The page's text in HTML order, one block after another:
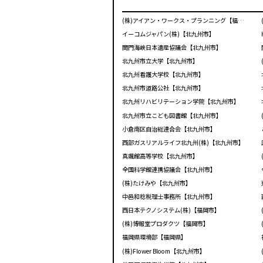
(株)アイアン・ワークス・プランニング【福岡市】
イーコムジャパン(株)【北九州市】
関門海峡日本遺産協議会【北九州市】
北九州市立大学【北九州市】
北九州看護大学校【北九州市】
北九州市道路公社【北九州市】
北九州リハビリテーション学院【北九州市】
北九州市立こども図書館【北九州市】
小倉南区自治総連合会【北九州市】
西部ガスリアルライフ北九州(株)【北九州市】
真颯館高等学校【北九州市】
全国科学館連携協議会【北九州市】
(株)たけみや【北九州市】
中邑和稔税理士事務所【北九州市】
西日本テクノシステム(株)【福岡市】
(株)博報堂プロダクツ【福岡市】
福岡県環境部【福岡県】
(株)Flower Bloom【北九州市】